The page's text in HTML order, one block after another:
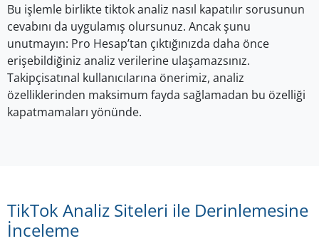
Bu işlemle birlikte tiktok analiz nasıl kapatılır sorusunun
cevabını da uygulamış olursunuz. Ancak şunu
unutmayın: Pro Hesap’tan çıktığınızda daha önce
erişebildiğiniz analiz verilerine ulaşamazsınız.
Takipçisatınal kullanıcılarına önerimiz, analiz
özelliklerinden maksimum fayda sağlamadan bu özelliği
kapatmamaları yönünde.
TikTok Analiz Siteleri ile Derinlemesine
İnceleme